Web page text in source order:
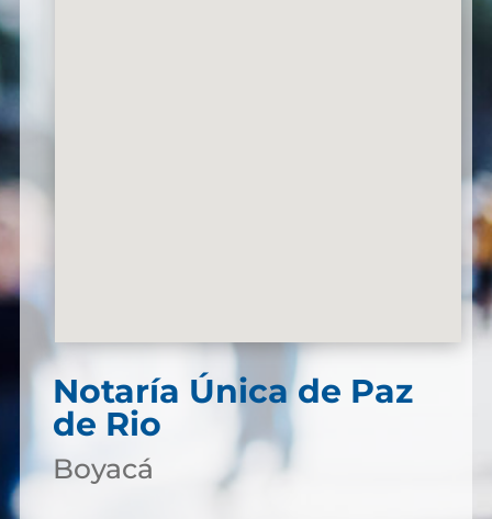
Notaría Única de Paz
de Rio
Boyacá